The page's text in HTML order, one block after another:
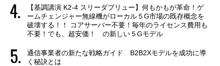
【基調講演 K2-4 スリーダブリュー】何もかもが革命！ゲ
ームチェンジャー無線機がローカル５G市場の既存概念を
破壊する！！ コアサーバー不要！毎年のライセンス費用も
不要！でも、超安価！ の新しい５Gモデル
通信事業者の新たな戦略ガイド B2B2Xモデルを成功に導
く秘訣とは